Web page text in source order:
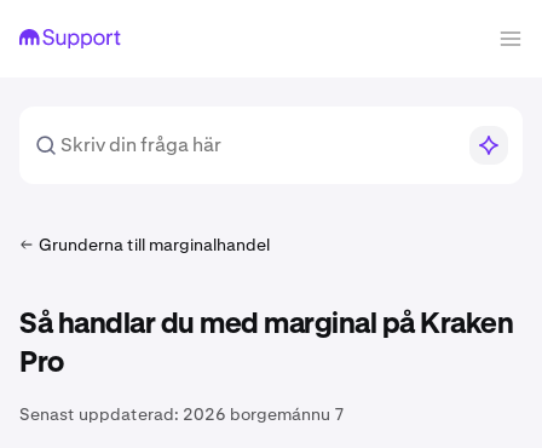
Grunderna till marginalhandel
Så handlar du med marginal på Kraken
Pro
Senast uppdaterad: 2026 borgemánnu 7